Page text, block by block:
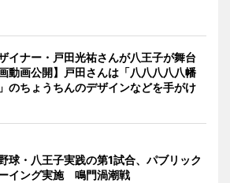
ザイナー・戸田光祐さんが八王子が舞台
動画公開】戸田さんは「八八八八八幡
」のちょうちんのデザインなどを手がけ
球・八王子実践の第1試合、パブリック
イング実施 鳴門渦潮戦